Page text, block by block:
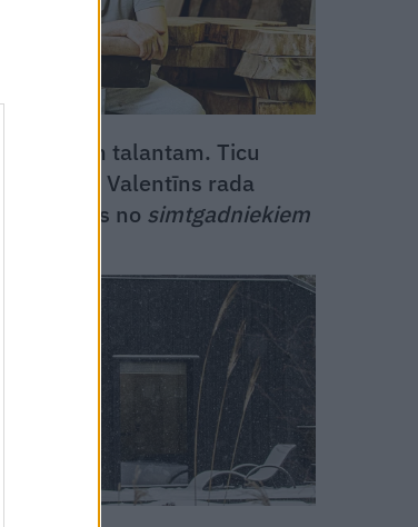
iedzimtam talantam. Ticu
Frizieris Valentīns rada
galdus no simtgadniekiem